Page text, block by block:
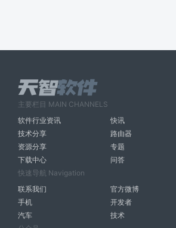
主要栏目 MAIN CHANNELS
软件行业资讯
快讯
技术分享
路由器
资源分享
专题
下载中心
问答
快速导航 Navigation
联系我们
官方微博
手机
开发者
汽车
技术